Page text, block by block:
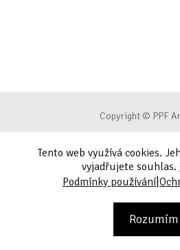
Copyright © PPF
Podmínky
Ochrana
Tento web využívá cookies.
vyjadřujete souhlas.
Podmínky používání|
Rozumím